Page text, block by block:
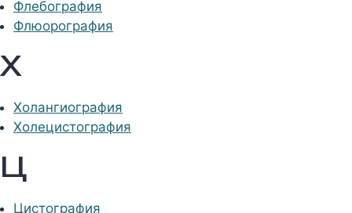
Флебография
Флюорография
Х
Холангиография
Холецистография
Ц
Цистография